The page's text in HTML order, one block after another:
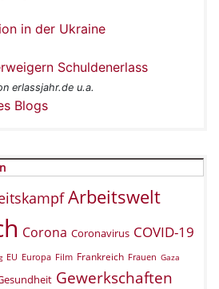
in der Ukraine
Schuldenerlass
erlassjahr.de u.a.
Blogs
Arbeitswelt
Corona Coronavirus COVID-19
EU Europa Film Frankreich Frauen Gaza
Gewerkschaften